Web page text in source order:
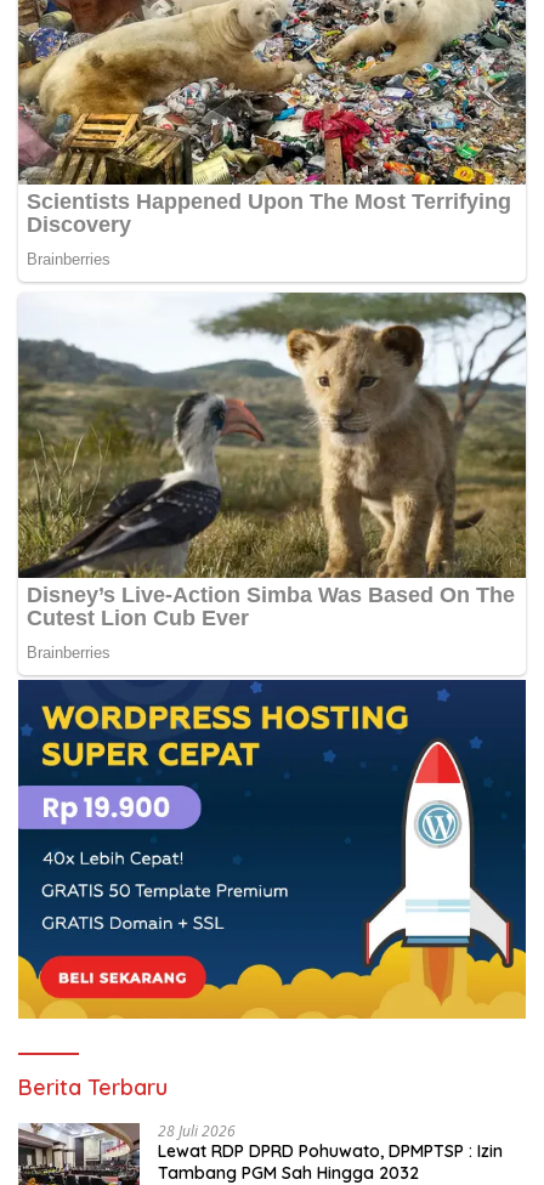
Berita Terbaru
28 Juli 2026
Lewat RDP DPRD Pohuwato, DPMPTSP : Izin
Tambang PGM Sah Hingga 2032